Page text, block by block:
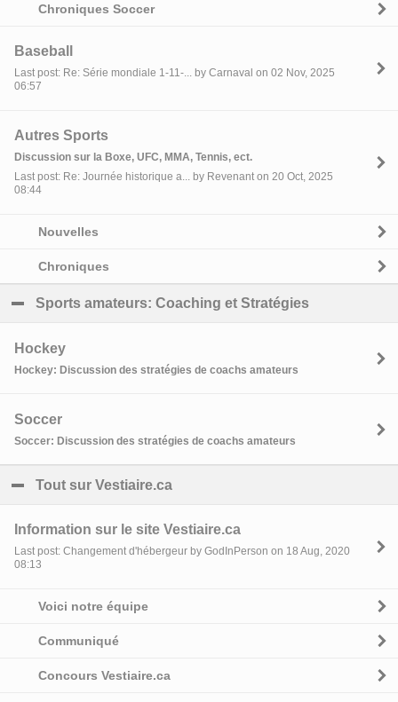
Chroniques Soccer
Baseball
Last post: Re: Série mondiale 1-11-... by Carnaval on 02 Nov, 2025
06:57
Autres Sports
Discussion sur la Boxe, UFC, MMA, Tennis, ect.
Last post: Re: Journée historique a... by Revenant on 20 Oct, 2025
08:44
Nouvelles
Chroniques
Sports amateurs: Coaching et Stratégies
Hockey
Hockey: Discussion des stratégies de coachs amateurs
Soccer
Soccer: Discussion des stratégies de coachs amateurs
Tout sur Vestiaire.ca
Information sur le site Vestiaire.ca
Last post: Changement d'hébergeur by GodInPerson on 18 Aug, 2020
08:13
Voici notre équipe
Communiqué
Concours Vestiaire.ca